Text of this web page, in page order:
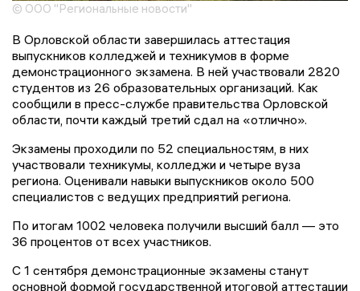
© ООО "Региональные новости"
В Орловской области завершилась аттестация
выпускников колледжей и техникумов в форме
демонстрационного экзамена. В ней участвовали 2820
студентов из 26 образовательных организаций. Как
сообщили в пресс-службе правительства Орловской
области, почти каждый третий сдал на «отлично».
Экзамены проходили по 52 специальностям, в них
участвовали техникумы, колледжи и четыре вуза
региона. Оценивали навыки выпускников около 500
специалистов с ведущих предприятий региона.
По итогам 1002 человека получили высший балл — это
36 процентов от всех участников.
С 1 сентября демонстрационные экзамены станут
основной формой государственной итоговой аттестации